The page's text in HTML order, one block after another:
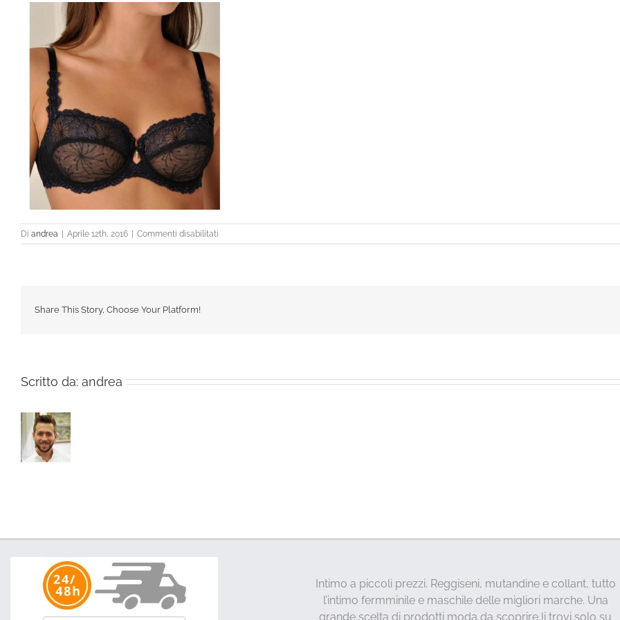
Di andrea | Aprile 12th, 2016 | Commenti disabilitati
3995_n
Share This Story, Choose Your Platform!
Scritto da: andrea
Intimo a piccoli prezzi. Reggiseni, mutandine e collant, tutto
l’intimo fermminile e maschile delle migliori marche. Una
grande scelta di prodotti moda da scoprire li trovi solo su